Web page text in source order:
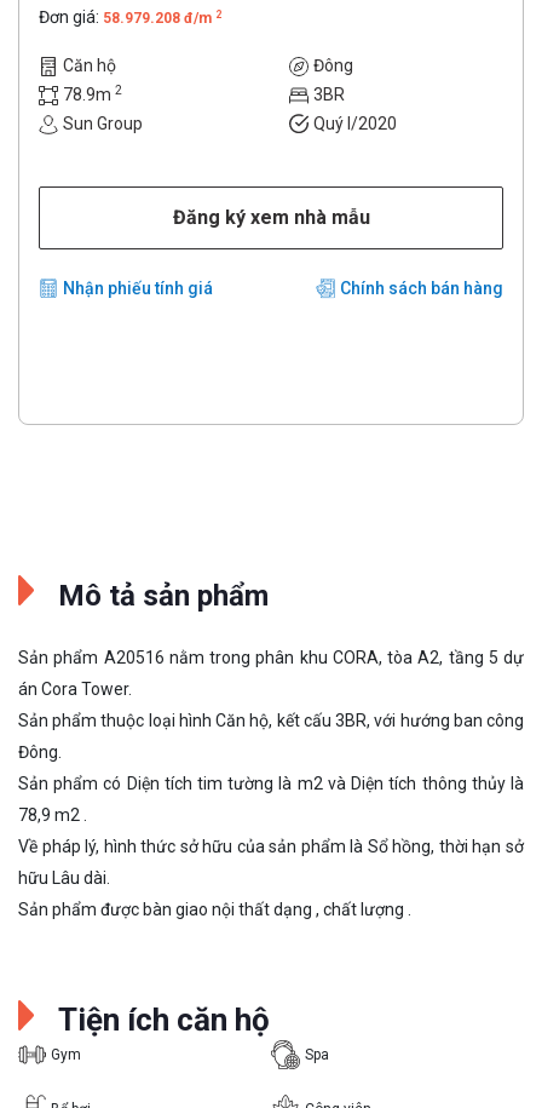
Đơn giá: 58.979.208 đ/m 2
Căn hộ
Đông
78.9m 2
3BR
Sun Group
Quý I/2020
Đăng ký xem nhà mẫu
Nhận phiếu tính giá Chính sách bán hàng
Mô tả sản phẩm
Sản phẩm A20516 nằm trong phân khu CORA, tòa A2, tầng 5 dự
án Cora Tower.
Sản phẩm thuộc loại hình Căn hộ, kết cấu 3BR, với hướng ban công
Đông.
Sản phẩm có Diện tích tim tường là m2 và Diện tích thông thủy là
78,9 m2 .
Về pháp lý, hình thức sở hữu của sản phẩm là Sổ hồng, thời hạn sở
hữu Lâu dài.
Sản phẩm được bàn giao nội thất dạng , chất lượng .
Tiện ích căn hộ
Gym Spa